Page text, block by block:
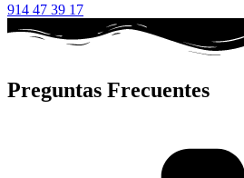
914 47 39 17
Preguntas Frecuentes